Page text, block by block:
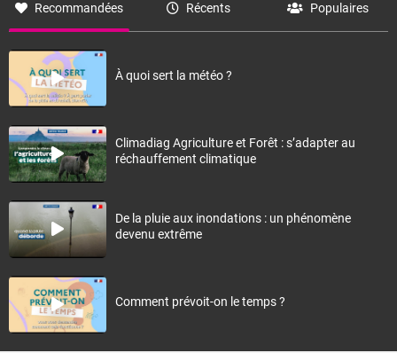
Recommandées Récents Populaires
À quoi sert la météo ?
Climadiag Agriculture et Forêt : s’adapter au
réchauffement climatique
De la pluie aux inondations : un phénomène
devenu extrême
Comment prévoit-on le temps ?